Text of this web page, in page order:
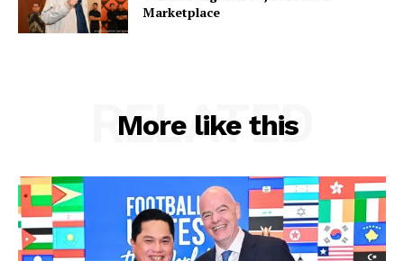
Marketplace
More like this
RELATED